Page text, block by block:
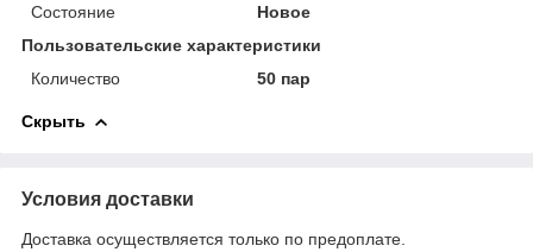
Состояние
Новое
Пользовательские характеристики
Количество
50 пар
Скрыть
Условия доставки
Доставка осуществляется только по предоплате.